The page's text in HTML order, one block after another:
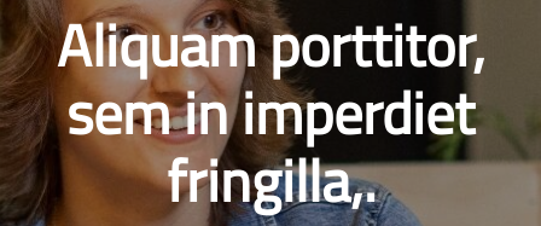
Aliquam porttitor,
sem in imperdiet
fringilla,.